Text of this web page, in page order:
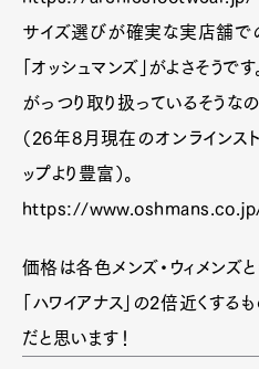
サイズ選びが確実な実店舗で
「オッシュマンズ」がよさそうです
がっつり取り扱っているそうなの
（26年8月現在のオンラインス
ップより豊富）。
https://
価格は各色メンズ・ウィメンズ
「ハワイアナス」の2倍近くする
だと思います！